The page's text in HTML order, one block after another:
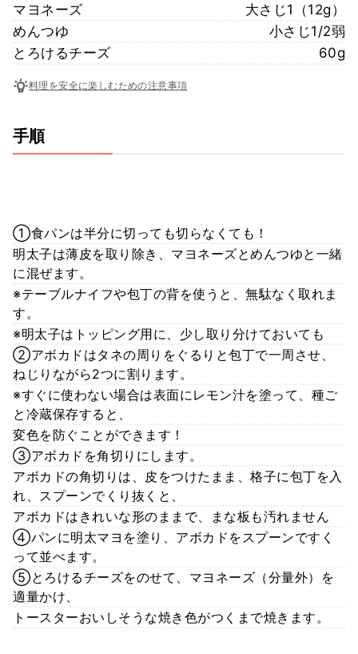
マヨネーズ
大さじ1（12g）
めんつゆ
小さじ1/2弱
とろけるチーズ
60g
料理を安全に楽しむための注意事項
手順
①食パンは半分に切っても切らなくても！
明太子は薄皮を取り除き、マヨネーズとめんつゆと一緒
に混ぜます。
※テーブルナイフや包丁の背を使うと、無駄なく取れま
す。
※明太子はトッピング用に、少し取り分けておいても
②アボカドはタネの周りをぐるりと包丁で一周させ、
ねじりながら2つに割ります。
※すぐに使わない場合は表面にレモン汁を塗って、種ご
と冷蔵保存すると、
変色を防ぐことができます！
③アボカドを角切りにします。
アボカドの角切りは、皮をつけたまま、格子に包丁を入
れ、スプーンでくり抜くと、
アボカドはきれいな形のままで、まな板も汚れません
④パンに明太マヨを塗り、アボカドをスプーンですく
って並べます。
⑤とろけるチーズをのせて、マヨネーズ（分量外）を
適量かけ、
トースターおいしそうな焼き色がつくまで焼きます。